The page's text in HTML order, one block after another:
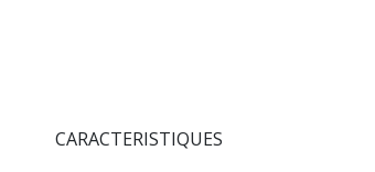
CARACTERISTIQUES